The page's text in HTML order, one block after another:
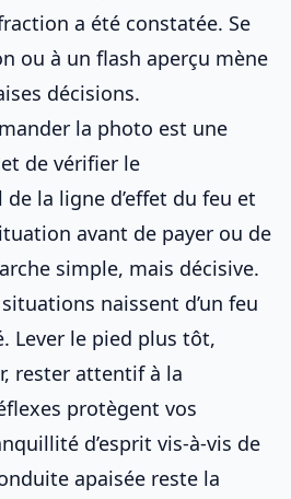
a été constatée. Se
ou à un flash aperçu mène
décisions.
la photo est une
de vérifier le
la ligne d’effet du feu et
avant de payer ou de
simple, mais décisive.
naissent d’un feu
Lever le pied plus tôt,
rester attentif à la
protègent vos
d’esprit vis-à-vis de
apaisée reste la